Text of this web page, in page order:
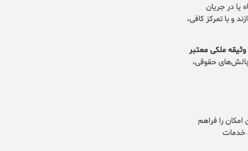
یا در جریان
و با تمرکز کافی،
وثیقه ملکی معتبر
حقوقی،
امکان را فراهم
خدمات